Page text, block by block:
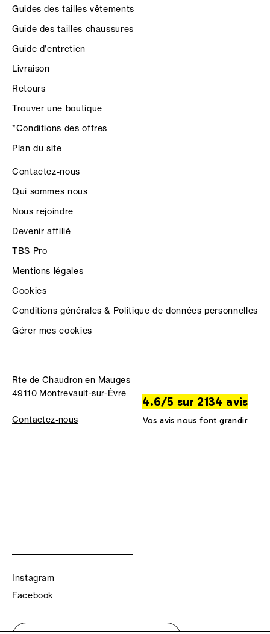
Guides des tailles vêtements
Guide des tailles chaussures
Guide d'entretien
Livraison
Retours
Trouver une boutique
*Conditions des offres
Plan du site
Contactez-nous
Qui sommes nous
Nous rejoindre
Devenir affilié
TBS Pro
Mentions légales
Cookies
Conditions générales & Politique de données personnelles
Gérer mes cookies
Rte de Chaudron en Mauges
49110 Montrevault-sur-Èvre
Contactez-nous
4.6/5 sur 2134 avis
Vos avis nous font grandir
Instagram
Facebook